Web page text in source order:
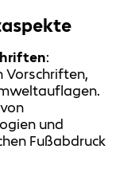
:
Vorschriften,
und
Fußabdruck